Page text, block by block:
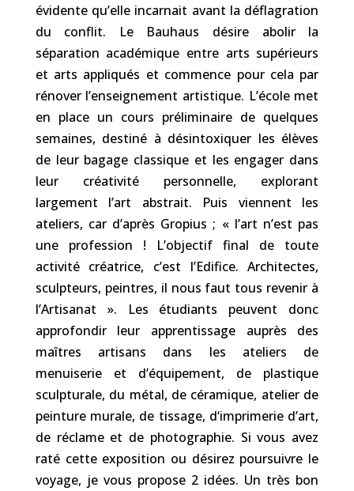
évidente qu’elle incarnait avant la déflagration
du conflit. Le Bauhaus désire abolir la
séparation académique entre arts supérieurs
et arts appliqués et commence pour cela par
rénover l’enseignement artistique. L’école met
en place un cours préliminaire de quelques
semaines, destiné à désintoxiquer les élèves
de leur bagage classique et les engager dans
leur créativité personnelle, explorant
largement l’art abstrait. Puis viennent les
ateliers, car d’après Gropius ; « l’art n’est pas
une profession ! L’objectif final de toute
activité créatrice, c’est l’Edifice. Architectes,
sculpteurs, peintres, il nous faut tous revenir à
l’Artisanat ». Les étudiants peuvent donc
approfondir leur apprentissage auprès des
maîtres artisans dans les ateliers de
menuiserie et d’équipement, de plastique
sculpturale, du métal, de céramique, atelier de
peinture murale, de tissage, d‘imprimerie d’art,
de réclame et de photographie. Si vous avez
raté cette exposition ou désirez poursuivre le
voyage, je vous propose 2 idées. Un très bon